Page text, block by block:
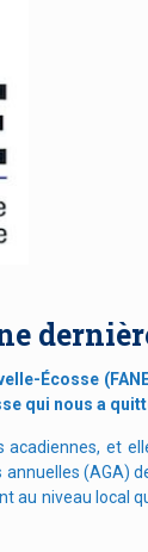
Écosse
qui nous a
et
(AGA)
niveau local